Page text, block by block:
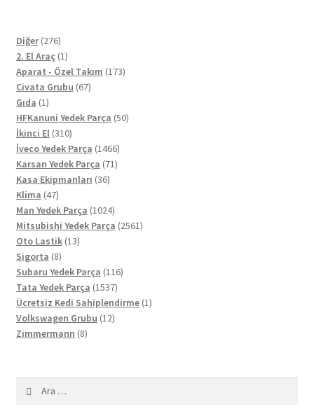
Diğer 276276
ürün
2. El Araç 11
ürün
Aparat - Özel Takım 173173
Civata Grubu 6767
Gıda 11
ürün
HFKanuni Yedek Parça 5050
İkinci El 310310
ürün
İveco Yedek Parça 14661466
ürün
Karsan Yedek Parça 7171
Kasa Ekipmanları 3636
Klima 4747
ürün
Man Yedek Parça 10241024
ürün
Mitsubishi Yedek Parça 25612561
Oto Lastik 1313
Sigorta 88
ürün
Subaru Yedek Parça 116116
Tata Yedek Parça 15371537
ürün
Ücretsiz Kedi Sahiplendirme 11
Volkswagen Grubu 1212
Zimmermann 88